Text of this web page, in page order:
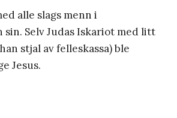
alle slags menn i
Selv Judas Iskariot med litt
stjal av felleskassa) ble
Jesus.